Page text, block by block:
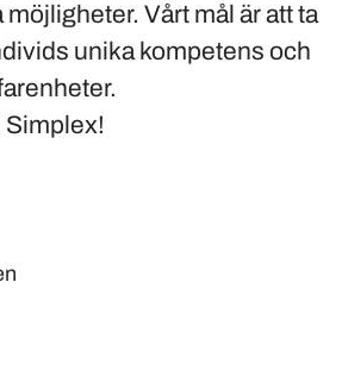
Vårt mål är att ta
unika kompetens och
Simplex!